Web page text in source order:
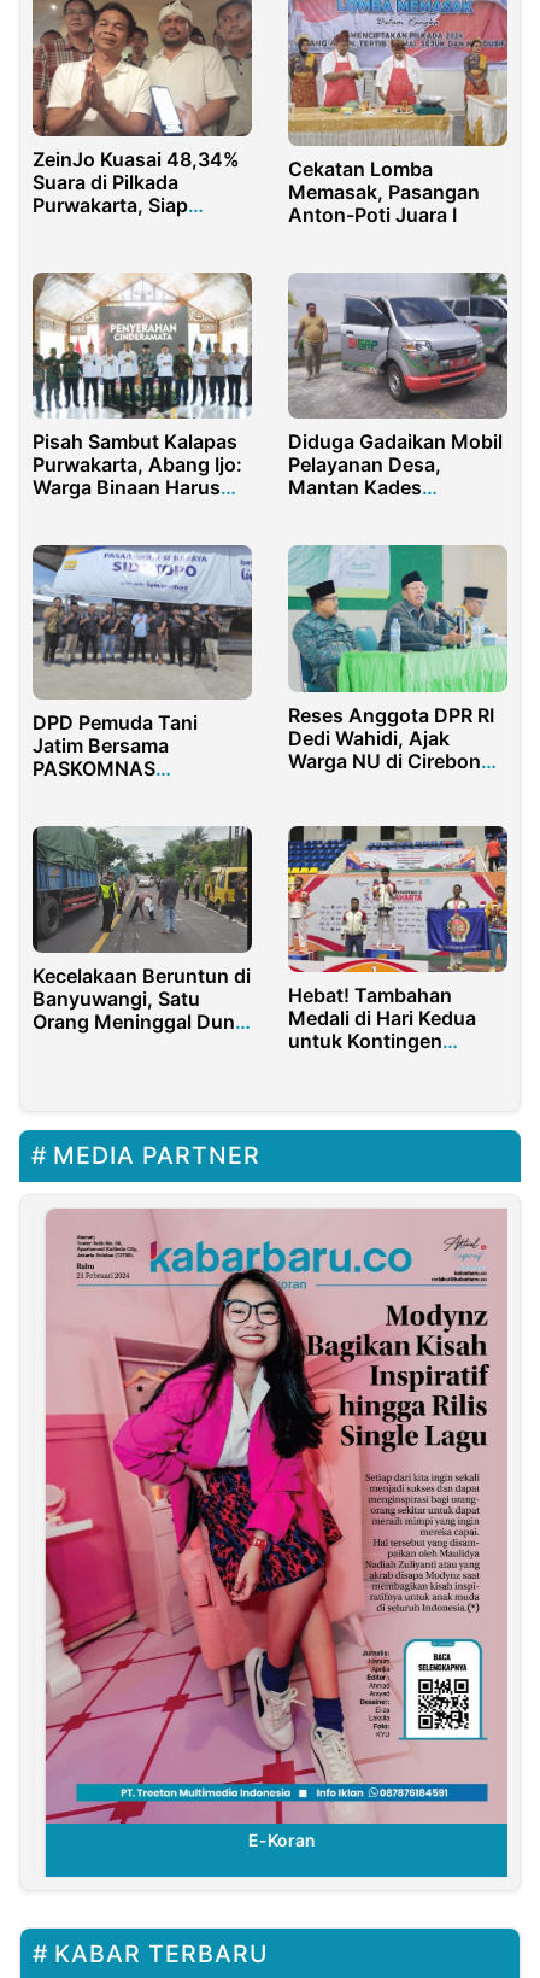
ZeinJo Kuasai 48,34%
Suara di Pilkada
Purwakarta, Siap
Cekatan Lomba
Memasak, Pasangan
Anton-Poti Juara I
Pisah Sambut Kalapas
Purwakarta, Abang Ijo:
Warga Binaan Harus
Diduga Gadaikan Mobil
Pelayanan Desa,
Mantan Kades
DPD Pemuda Tani
Jatim Bersama
PASKOMNAS
Pertanian
Reses Anggota DPR RI
Dedi Wahidi, Ajak
Warga NU di Cirebon
Kecelakaan Beruntun di
Banyuwangi, Satu
Orang Meninggal Dunia
Hebat! Tambahan
Medali di Hari Kedua
untuk Kontingen
MEDIA PARTNER
E-Koran
KABAR TERBARU